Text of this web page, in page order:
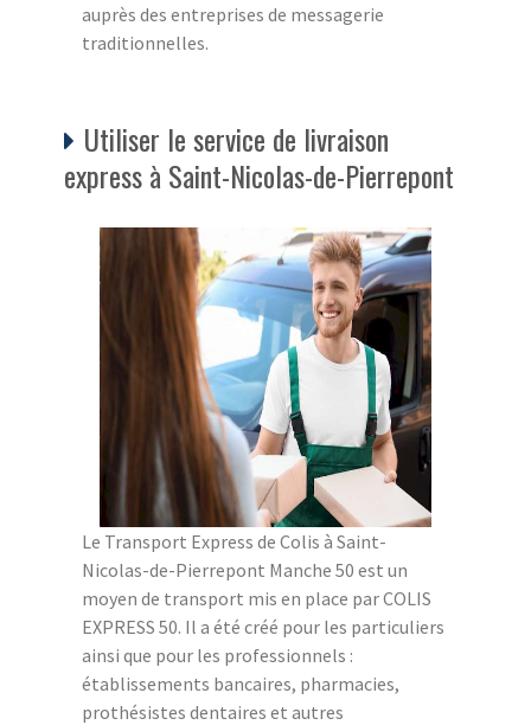
auprès des entreprises de messagerie
traditionnelles.
Utiliser le service de livraison
express à Saint-Nicolas-de-Pierrepont
Le Transport Express de Colis à Saint-
Nicolas-de-Pierrepont Manche 50 est un
moyen de transport mis en place par COLIS
EXPRESS 50. Il a été créé pour les particuliers
ainsi que pour les professionnels :
établissements bancaires, pharmacies,
prothésistes dentaires et autres